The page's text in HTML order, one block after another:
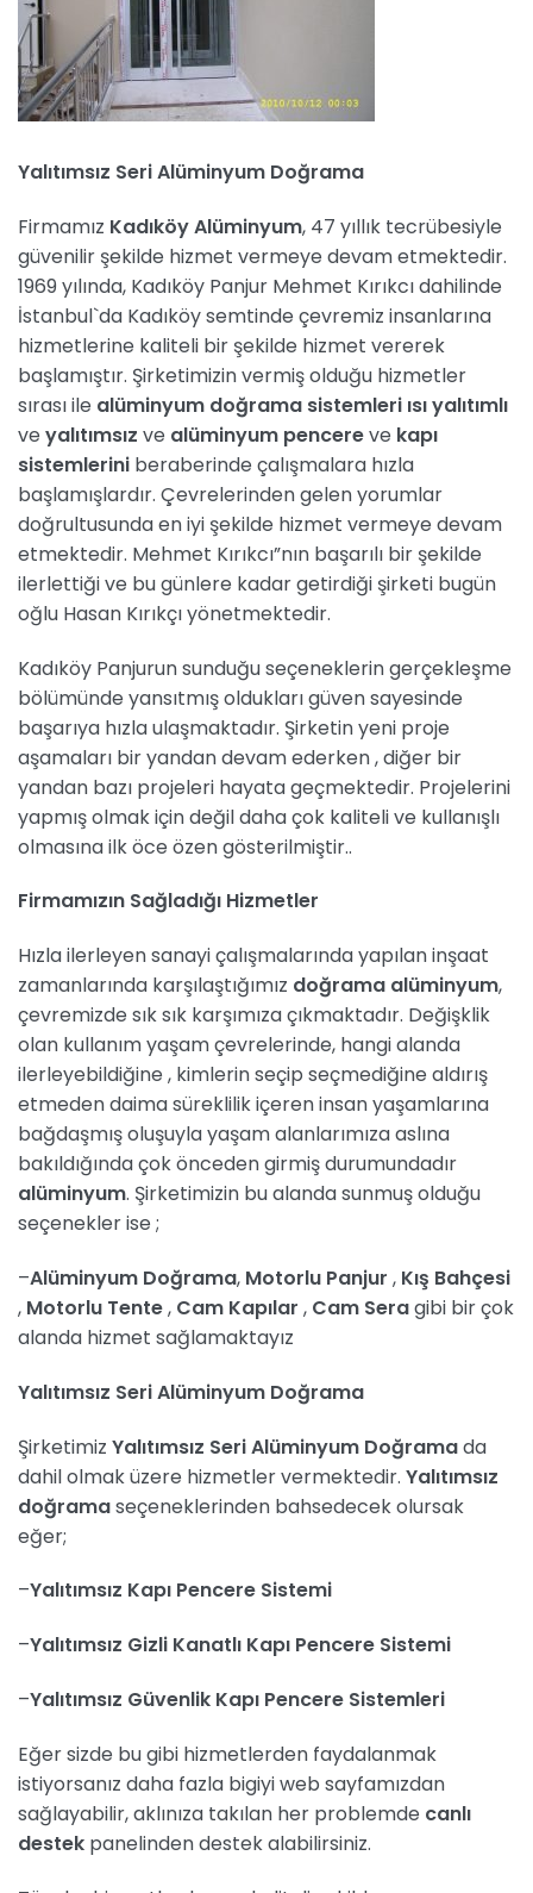
Yalıtımsız Seri Alüminyum Doğrama
Firmamız Kadıköy Alüminyum, 47 yıllık tecrübesiyle
güvenilir şekilde hizmet vermeye devam etmektedir.
1969 yılında, Kadıköy Panjur Mehmet Kırıkcı dahilinde
İstanbul`da Kadıköy semtinde çevremiz insanlarına
hizmetlerine kaliteli bir şekilde hizmet vererek
başlamıştır. Şirketimizin vermiş olduğu hizmetler
sırası ile alüminyum doğrama sistemleri ısı yalıtımlı
ve yalıtımsız ve alüminyum pencereve kapı
sistemlerini beraberinde çalışmalara hızla
başlamışlardır. Çevrelerinden gelen yorumlar
doğrultusunda en iyi şekilde hizmet vermeye devam
etmektedir. Mehmet Kırıkcı”nın başarılı bir şekilde
ilerlettiği ve bu günlere kadar getirdiği şirketi bugün
oğlu Hasan Kırıkçı yönetmektedir.
Kadıköy Panjurun sunduğu seçeneklerin gerçekleşme
bölümünde yansıtmış oldukları güven sayesinde
başarıya hızla ulaşmaktadır. Şirketin yeni proje
aşamaları bir yandan devam ederken , diğer bir
yandan bazı projeleri hayata geçmektedir. Projelerini
yapmış olmak için değil daha çok kaliteli ve kullanışlı
olmasına ilk öce özen gösterilmiştir..
Firmamızın Sağladığı Hizmetler
Hızla ilerleyen sanayi çalışmalarında yapılan inşaat
zamanlarında karşılaştığımız doğrama alüminyum,
çevremizde sık sık karşımıza çıkmaktadır. Değişklik
olan kullanım yaşam çevrelerinde, hangi alanda
ilerleyebildiğine , kimlerin seçip seçmediğine aldırış
etmeden daima süreklilik içeren insan yaşamlarına
bağdaşmış oluşuyla yaşam alanlarımıza aslına
bakıldığında çok önceden girmiş durumundadır
alüminyum. Şirketimizin bu alanda sunmuş olduğu
seçenekler ise ;
–Alüminyum Doğrama, Motorlu Panjur , Kış Bahçesi
, Motorlu Tente, Cam Kapılar , Cam Seragibi bir çok
alanda hizmet sağlamaktayız
Yalıtımsız Seri Alüminyum Doğrama
Şirketimiz Yalıtımsız Seri Alüminyum Doğramada
dahil olmak üzere hizmetler vermektedir. Yalıtımsız
doğramaseçeneklerinden bahsedecek olursak
eğer;
–Yalıtımsız Kapı Pencere Sistemi
–Yalıtımsız Gizli Kanatlı Kapı Pencere Sistemi
–Yalıtımsız Güvenlik Kapı Pencere Sistemleri
Eğer sizde bu gibi hizmetlerden faydalanmak
istiyorsanız daha fazla bigiyi web sayfamızdan
sağlayabilir, aklınıza takılan her problemde canlı
destek panelinden destek alabilirsiniz.